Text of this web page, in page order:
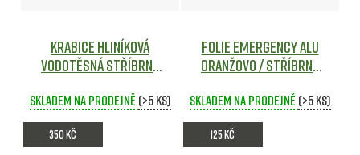
Krabice hliníková
vodotěsná STŘÍBRNÁ
Skladem na prodejně (>5 ks)
350 Kč
Folie EMERGENCY ALU
ORANŽOVO / STŘÍBRNÁ
Skladem na prodejně (>5 ks)
125 Kč